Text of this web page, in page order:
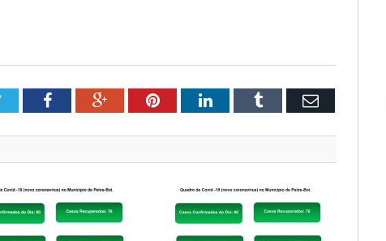
TwitterFacebookGoogle+PinterestLinkedInTumblr Email